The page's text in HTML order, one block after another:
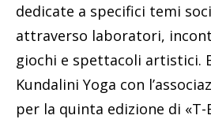
dedicate a specifici temi
attraverso laboratori,
giochi e spettacoli artistici.
Kundalini Yoga con
per la quinta edizione di «T-